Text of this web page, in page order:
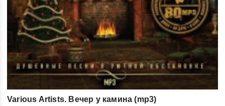
Various Artists. Вечер у камина (mp3)